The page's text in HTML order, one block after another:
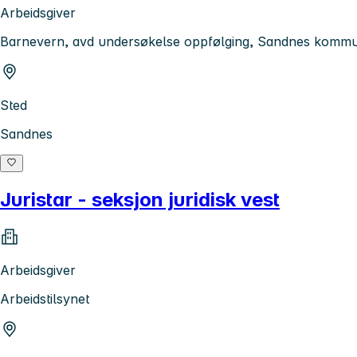
Arbeidsgiver
Barnevern, avd undersøkelse oppfølging, Sandnes
Sted
Sandnes
Juristar - seksjon juridisk vest
Arbeidsgiver
Arbeidstilsynet